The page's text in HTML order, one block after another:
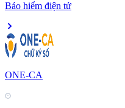
Bảo hiểm điện tử
ONE-CA